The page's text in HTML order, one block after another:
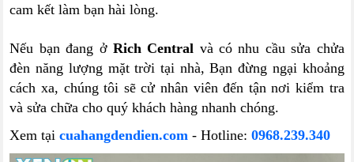
cam kết làm bạn hài lòng.
Nếu bạn đang ở Rich Central và có nhu cầu sửa chửa
đèn năng lượng mặt trời tại nhà, Bạn đừng ngại khoảng
cách xa, chúng tôi sẽ cử nhân viên đến tận nơi kiểm tra
và sửa chữa cho quý khách hàng nhanh chóng.
Xem tạicuahangdendien.com - Hotline:0968.239.340